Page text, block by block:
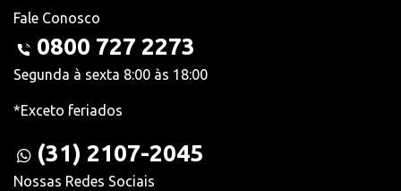
Fale Conosco
0800 727 2273
Segunda à sexta 8:00 às 18:00
*Exceto feriados
(31) 2107-2045
Nossas Redes Sociais